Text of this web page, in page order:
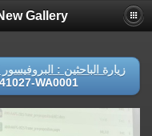
Gallery
زيارة الباحثين :
WA0001